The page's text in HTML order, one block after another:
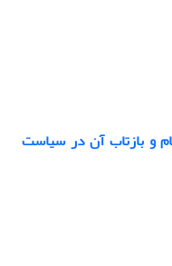
و بازتاب آن در سیاست